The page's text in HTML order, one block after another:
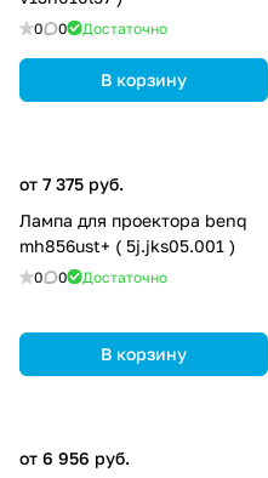
0 0 Достаточно
В корзину
от 7 375 руб.
Лампа для проектора benq
mh856ust+ ( 5j.jks05.001 )
0 0 Достаточно
В корзину
от 6 956 руб.